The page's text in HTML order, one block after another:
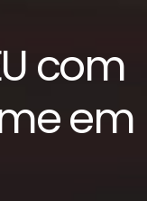
com
em